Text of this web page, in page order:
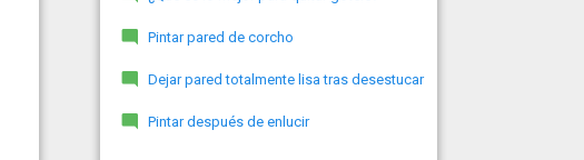
Pintar pared de corcho
Dejar pared totalmente lisa tras desestucar
Pintar después de enlucir